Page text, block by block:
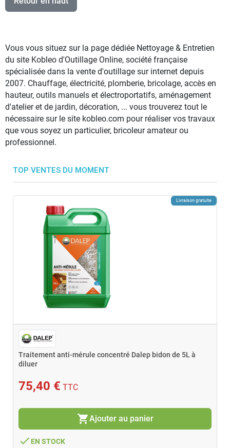
Vous vous situez sur la page dédiée Nettoyage & Entretien
du site Kobleo d'Outillage Online, société française
spécialisée dans la vente d'outillage sur internet depuis
2007. Chauffage, électricité, plomberie, bricolage, accès en
hauteur, outils manuels et électroportatifs, aménagement
d'atelier et de jardin, décoration, ... vous trouverez tout le
nécessaire sur le site kobleo.com pour réaliser vos travaux
que vous soyez un particulier, bricoleur amateur ou
professionnel.
TOP VENTES DU MOMENT
Livraison gratuite
Traitement anti-mérule concentré Dalep bidon de 5L à
diluer
75,40 € TTC
shopping_cartAjouter au panier
done EN STOCK